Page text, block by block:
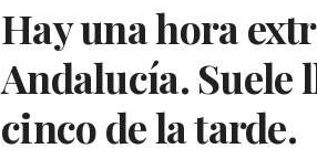
Hay una hora
Andalucía. Suele
cinco de la tarde.